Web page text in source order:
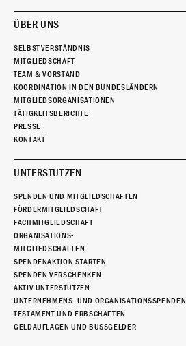
ÜBER UNS
SELBSTVERSTÄNDNIS
MITGLIEDSCHAFT
TEAM & VORSTAND
KOORDINATION IN DEN BUNDESLÄNDERN
MITGLIEDSORGANISATIONEN
TÄTIGKEITSBERICHTE
PRESSE
KONTAKT
UNTERSTÜTZEN
SPENDEN UND MITGLIEDSCHAFTEN
FÖRDERMITGLIEDSCHAFT
FACHMITGLIEDSCHAFT
ORGANISATIONS-
MITGLIEDSCHAFTEN
SPENDENAKTION STARTEN
SPENDEN VERSCHENKEN
AKTIV UNTERSTÜTZEN
UNTERNEHMENS- UND ORGANISATIONSSPENDEN
TESTAMENT UND ERBSCHAFTEN
GELDAUFLAGEN UND BUSSGELDER